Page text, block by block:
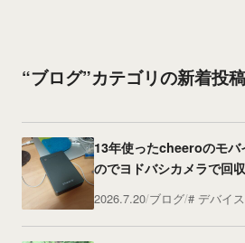
“ブログ”カテゴリの新着投稿
13年使ったcheeroのモバ
のでヨドバシカメラで回
2026.7.20 ブログ デバイス